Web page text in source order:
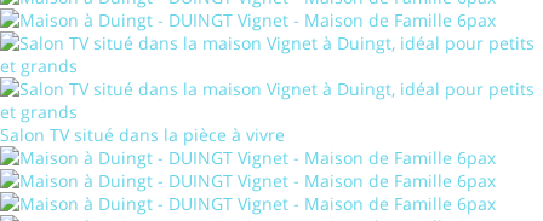
Salon TV situé dans la pièce à vivre